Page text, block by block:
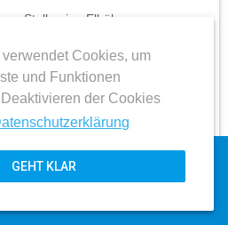
Cookies, um
und Funktionen
der Cookies
GEHT KLAR
Stelle eine Elbüberquerung zur
1886 und 1899. Nachdem
diskutiert wurde,
Ein Jahr später
festgestellt und es kam zu
sich, aufgrund einer Klage und
konnte die Sternbrücke durch den
Brücke erhielt geht auf die
AGB